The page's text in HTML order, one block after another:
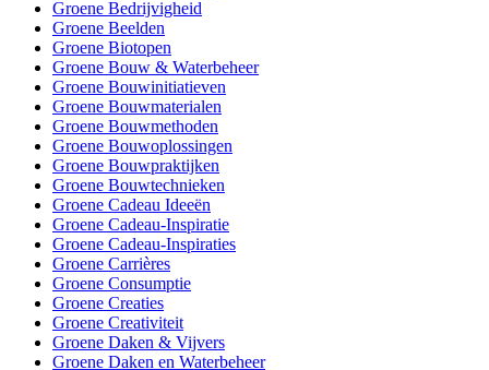
Groene Bedrijvigheid
Groene Beelden
Groene Biotopen
Groene Bouw & Waterbeheer
Groene Bouwinitiatieven
Groene Bouwmaterialen
Groene Bouwmethoden
Groene Bouwoplossingen
Groene Bouwpraktijken
Groene Bouwtechnieken
Groene Cadeau Ideeën
Groene Cadeau-Inspiratie
Groene Cadeau-Inspiraties
Groene Carrières
Groene Consumptie
Groene Creaties
Groene Creativiteit
Groene Daken & Vijvers
Groene Daken en Waterbeheer